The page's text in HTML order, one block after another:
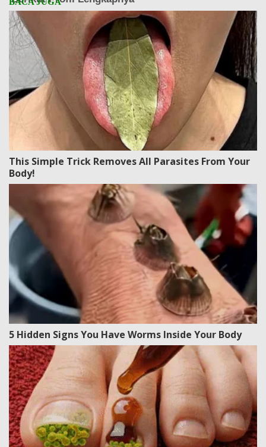
This Simple Trick Removes All Parasites From Your
Body!
5 Hidden Signs You Have Worms Inside Your Body